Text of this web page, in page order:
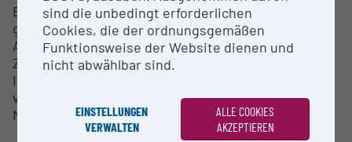
Eigenschaften der Partikel gemessen werden. Dazu
gehören optische Eigenschaften wie UV/VIS
Absorption und Fluoreszenz und die elementare
Zusammensetzung mit Hilfe der Spurenanalytik mit
ICP-OES oder -MS. Das Gerät ergänzt die
vorhandene Ausstattung zur Analytik von
Nanopartikeln und Kolloiden.
sind die unbedingt erforderlichen
Cookies, die der ordnungsgemäßen
Funktionsweise der Website dienen und
nicht abwählbar sind.
EINSTELLUNGEN
VERWALTEN
ALLE COOKIES
AKZEPTIEREN